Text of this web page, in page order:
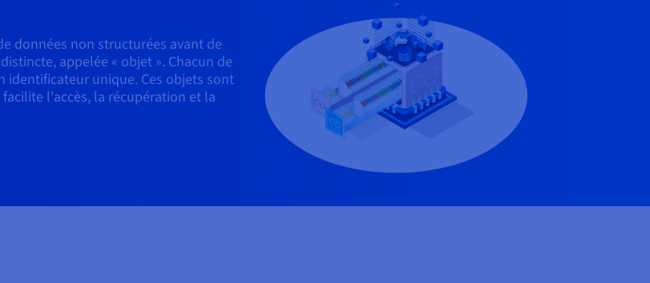
données non structurées avant de
appelée « objet ». Chacun de
identificateur unique. Ces objets sont
l'accès, la récupération et la